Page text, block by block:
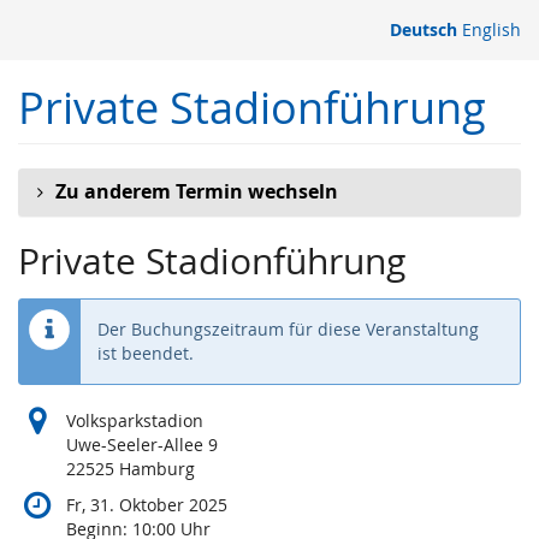
springen
Deutsch English
Private Stadionführung
Zu anderem Termin wechseln
Private Stadionführung
Der Buchungszeitraum für diese Veranstaltung
ist beendet.
Volksparkstadion
Uwe-Seeler-Allee 9
22525 Hamburg
Fr, 31. Oktober 2025
Beginn: 10:00 Uhr